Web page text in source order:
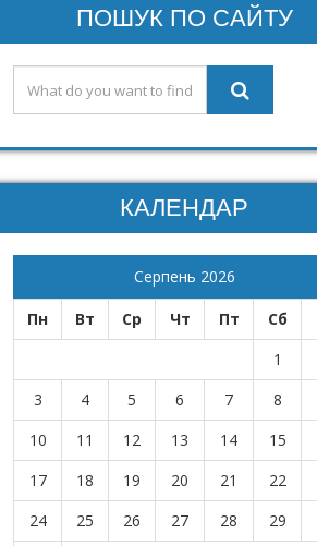
ПОШУК ПО САЙТУ
КАЛЕНДАР
Серпень 2026
Пн Вт Ср Чт Пт Сб
1
3
4 5 6 7 8
10
11 12 13 14 15
17
18 19 20 21 22
24
25 26 27 28 29